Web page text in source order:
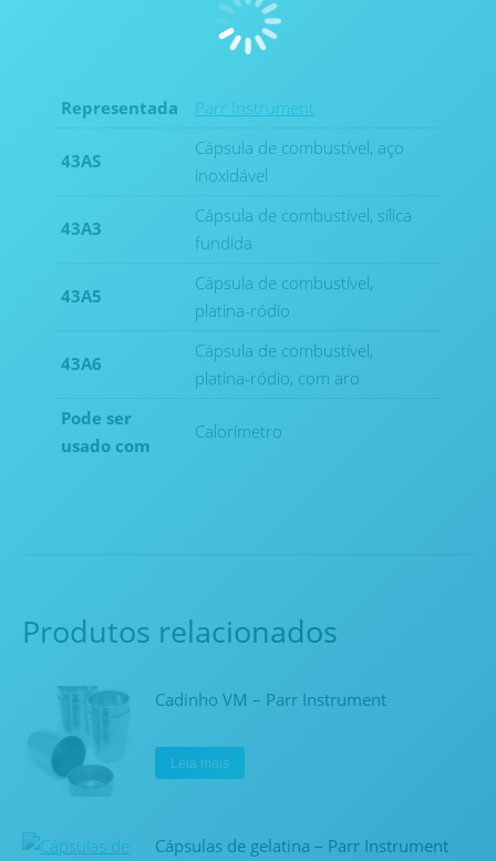
Representada Parr Instrument
43AS
Cápsula de combustível, aço
inoxidável
43A3
Cápsula de combustível, sílica
fundida
43A5
Cápsula de combustível,
platina-ródio
43A6
Cápsula de combustível,
platina-ródio, com aro
Pode ser
usado com
Calorímetro
Produtos relacionados
Cadinho VM – Parr Instrument
Leia mais
Cápsulas de gelatina – Parr Instrument